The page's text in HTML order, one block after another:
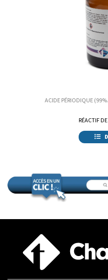
ACIDE PÉRIODIQUE
RÉACTIF